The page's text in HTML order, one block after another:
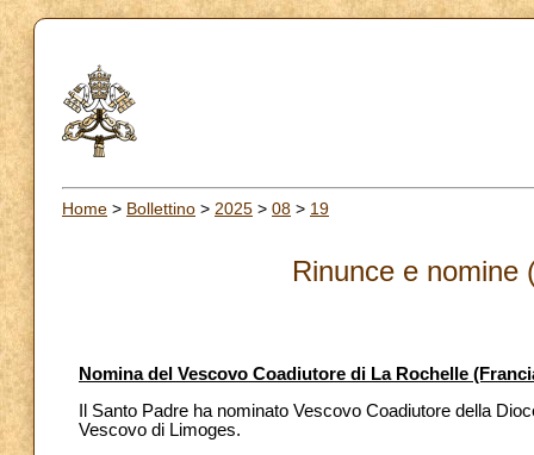
Home > Bollettino > 2025 > 08 > 19
Rinunce e nomine
Nomina del Vescovo Coadiutore di La Rochelle
Il Santo Padre ha nominato Vescovo Coadiutore della
Vescovo di Limoges.